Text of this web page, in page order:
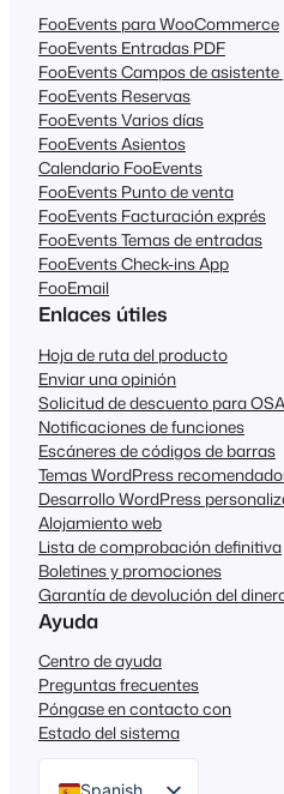
FooEvents para WooCommerce
FooEvents Entradas PDF
FooEvents Campos de
FooEvents Reservas
FooEvents Varios días
FooEvents Asientos
Calendario FooEvents
FooEvents Punto de venta
FooEvents Facturación exprés
FooEvents Temas de entradas
FooEvents Check-ins App
FooEmail
Enlaces útiles
Hoja de ruta del producto
Enviar una opinión
Solicitud de descuento para
Notificaciones de funciones
Escáneres de códigos de barras
Temas WordPress
Desarrollo WordPress
Alojamiento web
Lista de comprobación definitiva
Boletines y promociones
Garantía de devolución del
Ayuda
Centro de ayuda
Preguntas frecuentes
Póngase en contacto con
Estado del sistema